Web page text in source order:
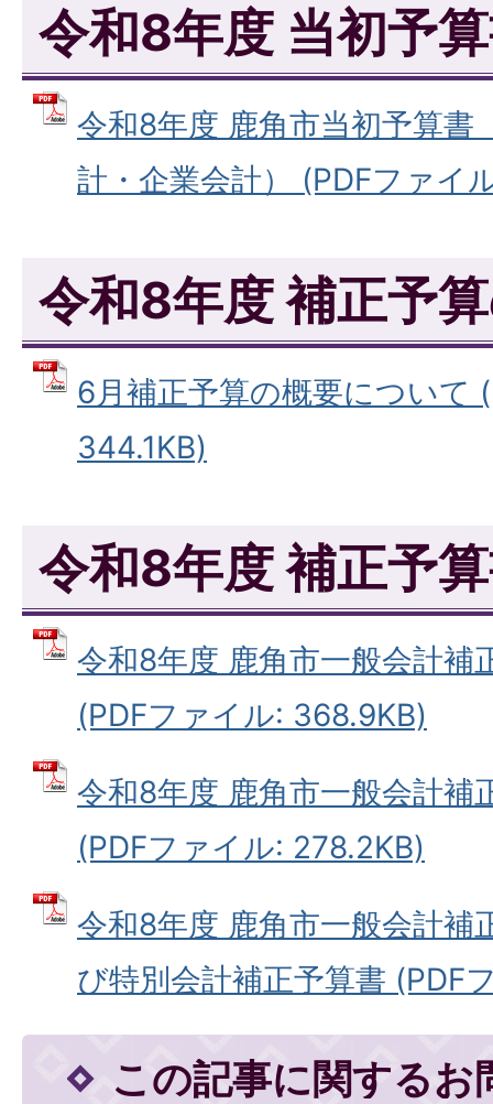
令和8年度 当初予
令和8年度 鹿角市当初予算書
計・企業会計） (PDFファイ
令和8年度 補正予
6月補正予算の概要について
344.1KB)
令和8年度 補正予
令和8年度 鹿角市一般会計補
(PDFファイル: 368.9KB)
令和8年度 鹿角市一般会計補
(PDFファイル: 278.2KB)
令和8年度 鹿角市一般会計補
び特別会計補正予算書 (PDF
この記事に関するお